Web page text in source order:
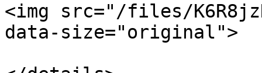
<img src="/files/
data-size="original">